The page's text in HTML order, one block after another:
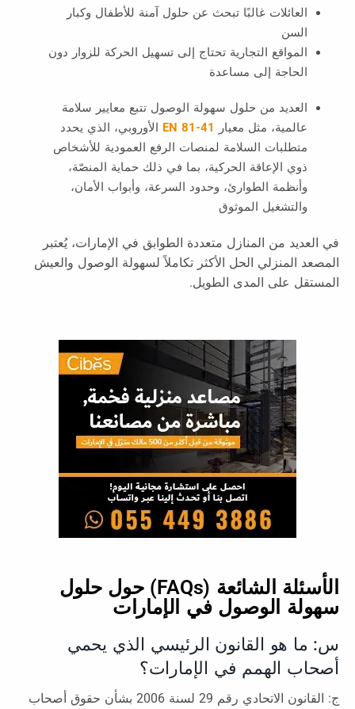
العائلات غالبًا تبحث عن حلول آمنة للأطفال وكبار
السن
المواقع التجارية تحتاج إلى تسهيل الحركة للزوار دون
الحاجة إلى مساعدة
العديد من حلول سهولة الوصول تتبع معايير سلامة
عالمية، مثل معيار
EN 81-41 الأوروبي، الذي يحدد
متطلبات السلامة لمنصات الرفع العمودية للأشخاص
ذوي الإعاقة الحركية، بما في ذلك حماية المنصّة،
وأنظمة الطوارئ، وحدود السرعة، وأبواب الأمان،
والتشغيل الموثوق
في العديد من المنازل متعددة الطوابق في الإمارات، يُعتبر
المصعد المنزلي الحل الأكثر تكاملاً لسهولة الوصول والعيش
المستقل على المدى الطويل.
الأسئلة الشائعة (FAQs) حول حلول
سهولة الوصول في الإمارات
س: ما هو القانون الرئيسي الذي يحمي
أصحاب الهمم في الإمارات؟
ج: القانون الاتحادي رقم 29 لسنة 2006 بشأن حقوق أصحاب